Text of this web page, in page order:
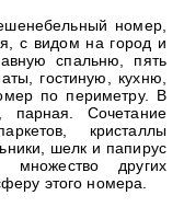
номер,
с видом на город и
спальню, пять
гостиную, кухню,
по периметру. В
парная. Сочетание
кристаллы
шелк и папирус
других
этого номера.